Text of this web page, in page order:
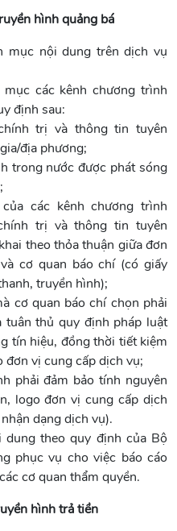
hình quảng bá
mục nội dung trên dịch vụ
các kênh chương trình
định sau:
trị và thông tin tuyên
địa phương;
trong nước được phát sóng
các kênh chương trình
trị và thông tin tuyên
theo thỏa thuận giữa đơn
cơ quan báo chí (có giấy
truyền hình);
cơ quan báo chí chọn phải
thủ quy định pháp luật
tín hiệu, đồng thời tiết kiệm
vị cung cấp dịch vụ;
phải đảm bảo tính nguyên
logo đơn vị cung cấp dịch
dạng dịch vụ).
theo quy định của Bộ
phục vụ cho việc báo cáo
cơ quan thẩm quyền.
hình trả tiền